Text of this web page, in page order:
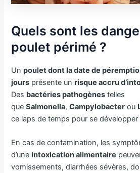
Quels sont les
poulet périmé ?
Unpoulet dont la date de
jours présente unrisque accru
Des bactéries pathogènes telles
queSalmonella,Campylobacter ou
ce laps de temps pour se
En cas de contamination, les
d’uneintoxication alimentaire
vomissements, diarrhées sévères,